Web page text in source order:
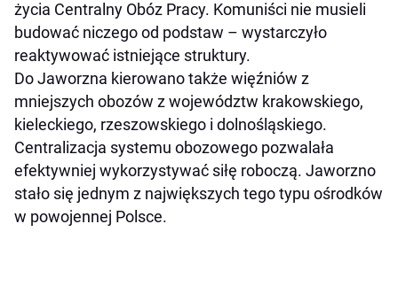
życia Centralny Obóz Pracy. Komuniści nie musieli
budować niczego od podstaw – wystarczyło
reaktywować istniejące struktury.
Do Jaworzna kierowano także więźniów z
mniejszych obozów z województw krakowskiego,
kieleckiego, rzeszowskiego i dolnośląskiego.
Centralizacja systemu obozowego pozwalała
efektywniej wykorzystywać siłę roboczą. Jaworzno
stało się jednym z największych tego typu ośrodków
w powojennej Polsce.